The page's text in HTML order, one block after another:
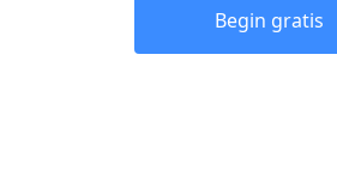
Begin gratis